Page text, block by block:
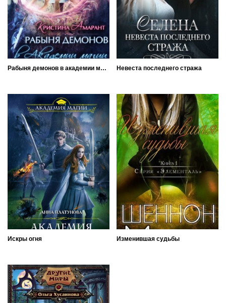
Рабыня демонов в академии магии Невеста последнего стража
Искры огня Изменившая судьбы